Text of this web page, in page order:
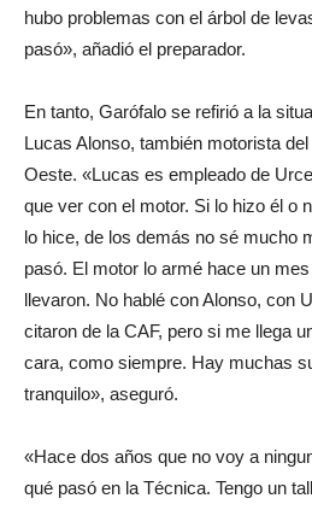
hubo problemas con el árbol de
pasó», añadió el preparador.
En tanto, Garófalo se refirió a la
Lucas Alonso, también motorista
Oeste. «Lucas es empleado de
que ver con el motor. Si lo hizo él o
lo hice, de los demás no sé mucho
pasó. El motor lo armé hace un
llevaron. No hablé con Alonso, con
citaron de la CAF, pero si me llega
cara, como siempre. Hay muchas
tranquilo», aseguró.
«Hace dos años que no voy a
qué pasó en la Técnica. Tengo un